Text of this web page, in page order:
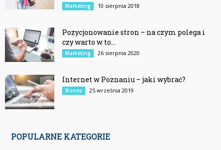
Marketing 10 sierpnia 2018
Pozycjonowanie stron – na czym polega i
czy warto w to...
Marketing 26 sierpnia 2020
Internet w Poznaniu – jaki wybrać?
Biznes 25 września 2019
POPULARNE KATEGORIE